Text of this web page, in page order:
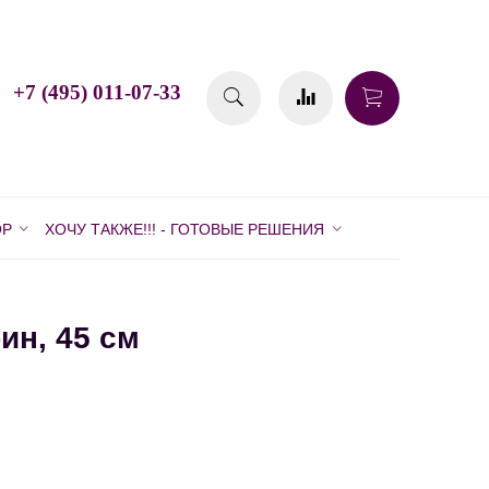
+7 (495) 011-07-33
ХОЧУ ТАКЖЕ!!! - ГОТОВЫЕ РЕШЕНИЯ
45 см